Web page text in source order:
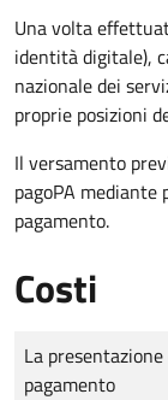
Una volta
identità digitale),
nazionale dei
proprie posizioni
Il versamento
pagoPA
pagamento.
Costi
Tipo di pagamento
Importo
La
pagamento